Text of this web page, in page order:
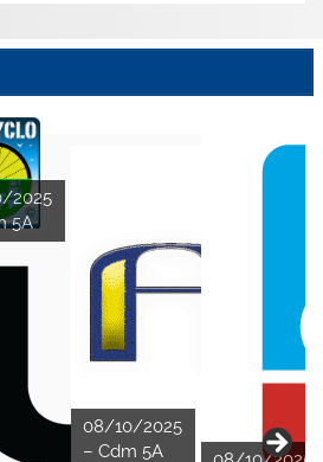
2025
5A
08/10/2025
– Cdm 5A